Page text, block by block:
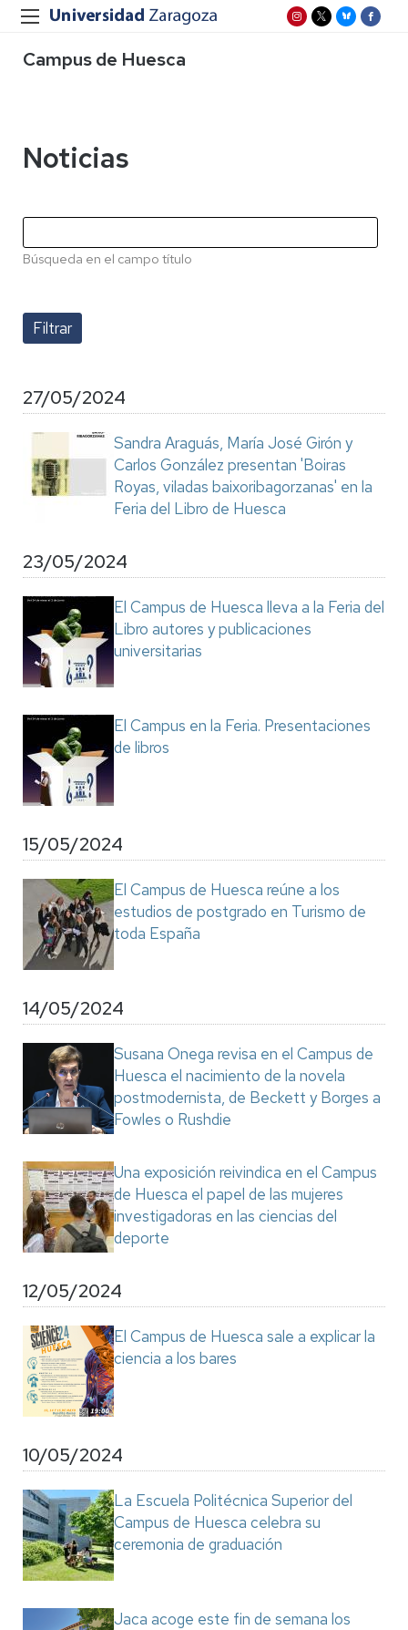
Campus de Huesca
Noticias
Búsqueda en el campo título
27/05/2024
Sandra Araguás, María José Girón y
Carlos González presentan 'Boiras
Royas, viladas baixoribagorzanas' en la
Feria del Libro de Huesca
23/05/2024
El Campus de Huesca lleva a la Feria del
Libro autores y publicaciones
universitarias
El Campus en la Feria. Presentaciones
de libros
15/05/2024
El Campus de Huesca reúne a los
estudios de postgrado en Turismo de
toda España
14/05/2024
Susana Onega revisa en el Campus de
Huesca el nacimiento de la novela
postmodernista, de Beckett y Borges a
Fowles o Rushdie
Una exposición reivindica en el Campus
de Huesca el papel de las mujeres
investigadoras en las ciencias del
deporte
12/05/2024
El Campus de Huesca sale a explicar la
ciencia a los bares
10/05/2024
La Escuela Politécnica Superior del
Campus de Huesca celebra su
ceremonia de graduación
Jaca acoge este fin de semana los